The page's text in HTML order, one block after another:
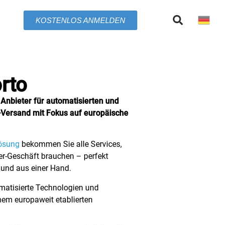
KOSTENLOS ANMELDEN
für automatisierten und
mit Fokus auf europäische
bekommen Sie alle Services,
Geschäft brauchen – perfekt
aus einer Hand.
Technologien und
europaweit etablierten